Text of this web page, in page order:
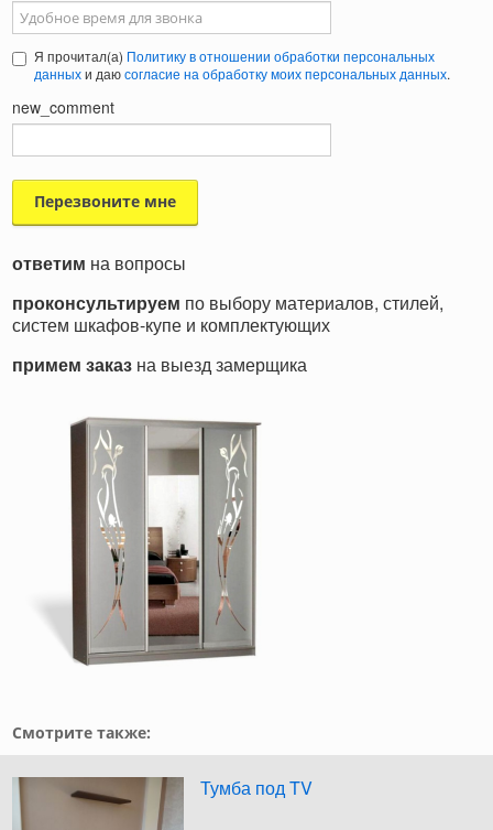
Удобное время для звонка
Я прочитал(а) Политику в отношении обработки персональных
данныхи даюсогласие на обработку моих персональных данных.
new_comment
ответим на вопросы
проконсультируем по выбору материалов, стилей,
систем шкафов-купе и комплектующих
примем заказ на выезд замерщика
Смотрите также:
Тумба под TV